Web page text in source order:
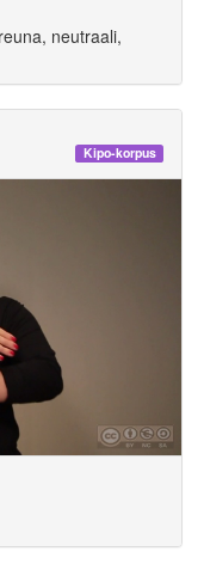
neutraali,
Kipo-korpus